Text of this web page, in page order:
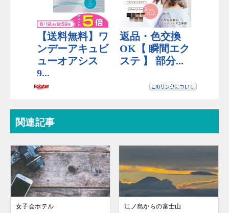
関連記事
女子会ホテル 江ノ島からの富士山